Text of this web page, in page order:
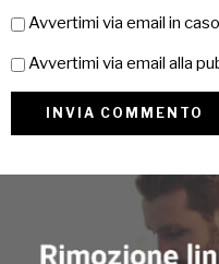
Avvertimi via email in
Avvertimi via email alla